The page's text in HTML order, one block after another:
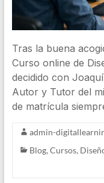
Tras la buena
Curso online de
decidido con
Autor y Tutor del
de matrícula
admin-
Blog, Cursos,